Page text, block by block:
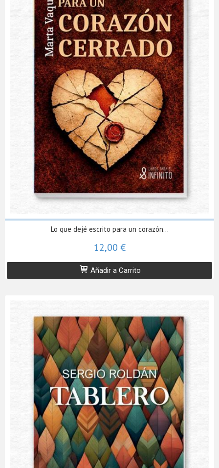
Lo que dejé escrito para un corazón...
12,00 €
Añadir a Carrito